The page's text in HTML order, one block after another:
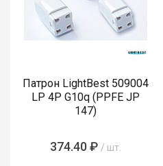
Патрон LightBest 509004
LP 4P G10q (PPFE JP
147)
374.40 ₽ / шт.